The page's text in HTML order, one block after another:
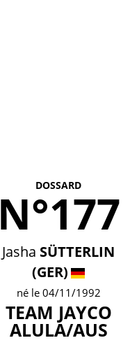
DOSSARD
N°177
Jasha SÜTTERLIN
(GER)
né le 04/11/1992
TEAM JAYCO
ALULA/AUS